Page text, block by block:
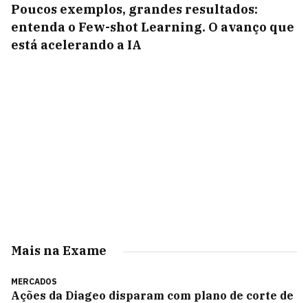
Poucos exemplos, grandes resultados:
entenda o Few-shot Learning. O avanço que
está acelerando a IA
Mais na Exame
MERCADOS
Ações da Diageo disparam com plano de corte de